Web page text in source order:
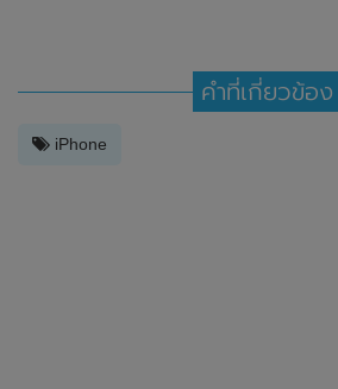
คำที่เกี่ยวข้อง
iPhone